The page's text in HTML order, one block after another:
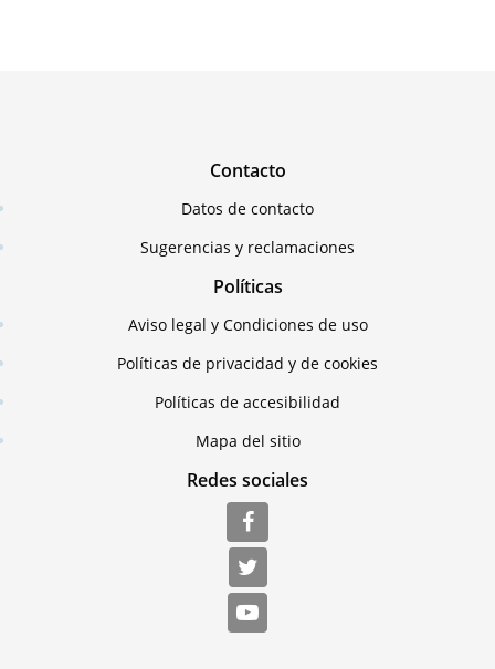
Contacto
Datos de contacto
Sugerencias y reclamaciones
Políticas
Aviso legal y Condiciones de uso
Políticas de privacidad y de cookies
Políticas de accesibilidad
Mapa del sitio
Redes sociales